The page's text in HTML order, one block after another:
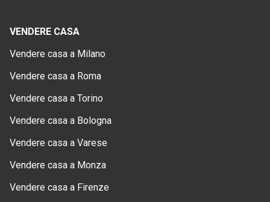
VENDERE CASA
Vendere casa a Milano
Vendere casa a Roma
Vendere casa a Torino
Vendere casa a Bologna
Vendere casa a Varese
Vendere casa a Monza
Vendere casa a Firenze